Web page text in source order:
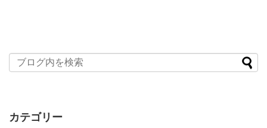
カテゴリー